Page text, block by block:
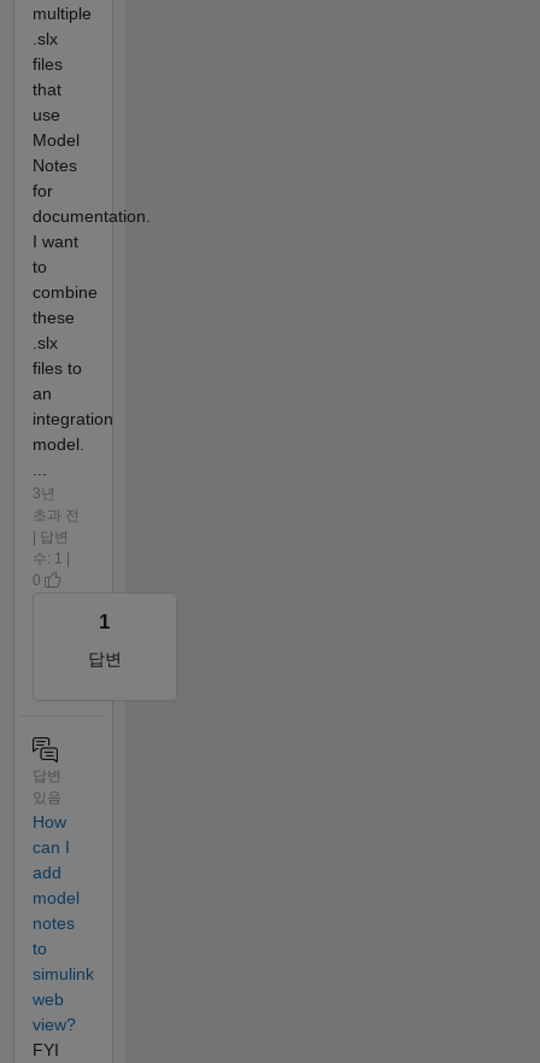
multiple
.slx
files
that
use
Model
Notes
for
documentation.
I want
to
combine
these
.slx
files to
an
integration
model.
3년
초과 전
| 답변
수: 1 |
0
1
답변
답변
있음
How
can I
add
model
notes
to
simulink
web
view?
FYI